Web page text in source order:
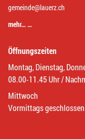
gemeinde@lauerz.ch
mehr… …
Öffnungszeiten
Montag, Dienstag,
08.00-11.45 Uhr /
Mittwoch
Vormittags